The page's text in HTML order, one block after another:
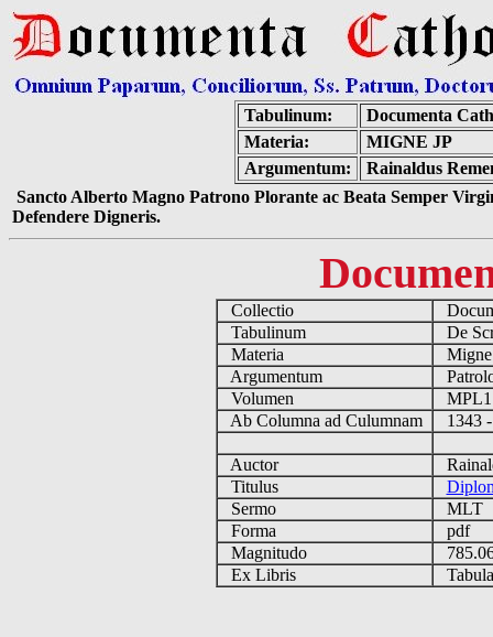
Tabulinum:
Documenta
Materia:
MIGNE JP
Argumentum:
Rainaldus
Sancto Alberto Magno Patrono Plorante ac Beata Semper
Defendere Digneris.
Collectio
Tabulinum
De
Materia
Argumentum
Volumen
Ab Columna ad Culumnam
1343
Auctor
Titulus
Sermo
MLT
Forma
pdf
Magnitudo
Ex Libris